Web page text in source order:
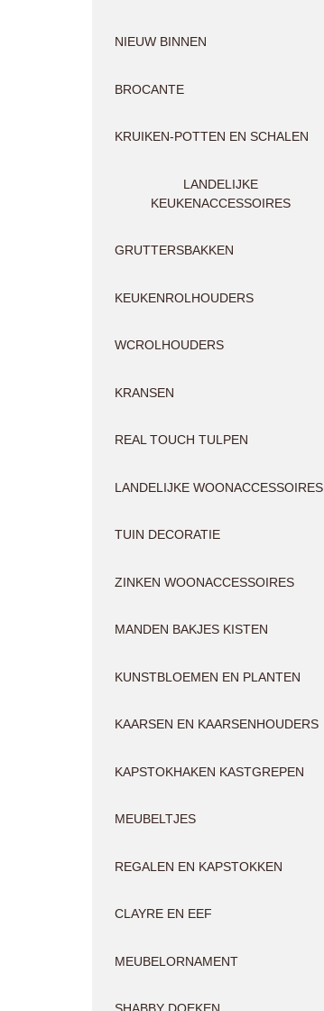
NIEUW BINNEN
BROCANTE
KRUIKEN-POTTEN EN SCHALEN
LANDELIJKE
KEUKENACCESSOIRES
GRUTTERSBAKKEN
KEUKENROLHOUDERS
WCROLHOUDERS
KRANSEN
REAL TOUCH TULPEN
LANDELIJKE WOONACCESSOIRES
TUIN DECORATIE
ZINKEN WOONACCESSOIRES
MANDEN BAKJES KISTEN
KUNSTBLOEMEN EN PLANTEN
KAARSEN EN KAARSENHOUDERS
KAPSTOKHAKEN KASTGREPEN
MEUBELTJES
REGALEN EN KAPSTOKKEN
CLAYRE EN EEF
MEUBELORNAMENT